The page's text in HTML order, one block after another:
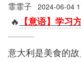
霏霏子 2024-06-04
🔥 【意语】学习
意大利是美食的